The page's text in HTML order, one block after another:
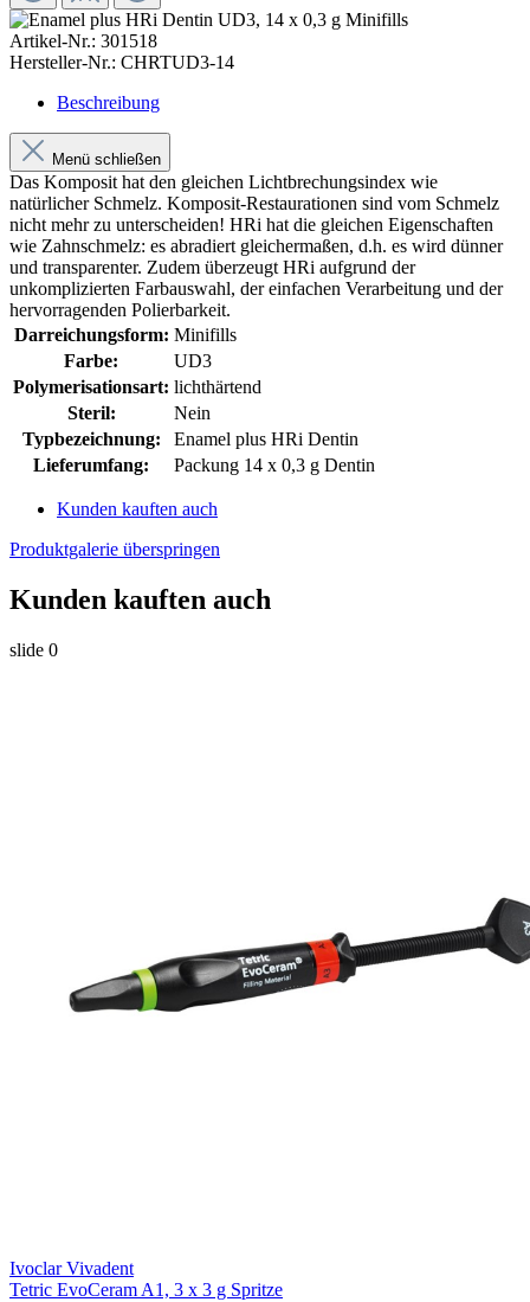
Artikel-Nr.: 301518
Hersteller-Nr.: CHRTUD3-14
Beschreibung
Menü schließen
Das Komposit hat den gleichen Lichtbrechungsindex wie
natürlicher Schmelz. Komposit-Restaurationen sind vom Schmelz
nicht mehr zu unterscheiden! HRi hat die gleichen Eigenschaften
wie Zahnschmelz: es abradiert gleichermaßen, d.h. es wird dünner
und transparenter. Zudem überzeugt HRi aufgrund der
unkomplizierten Farbauswahl, der einfachen Verarbeitung und der
hervorragenden Polierbarkeit.
Darreichungsform: Minifills
Farbe:
UD3
Polymerisationsart: lichthärtend
Steril:
Nein
Typbezeichnung:
Enamel plus HRi Dentin
Lieferumfang:
Packung 14 x 0,3 g Dentin
Kunden kauften auch
Produktgalerie überspringen
Kunden kauften auch
slide 0
Ivoclar Vivadent
Tetric EvoCeram A1, 3 x 3 g Spritze